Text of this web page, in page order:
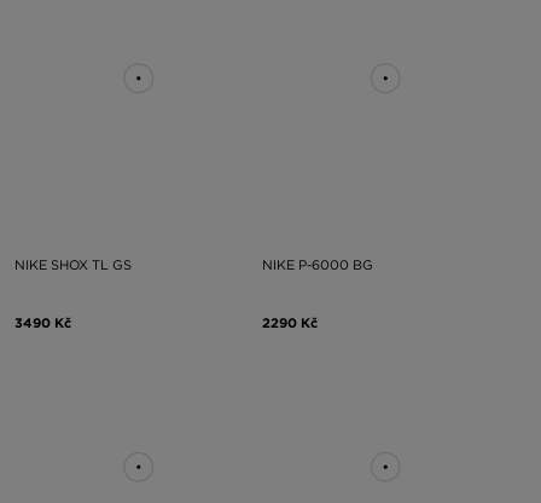
NIKE SHOX TL GS
3490 Kč
NIKE P-6000 BG
2290 Kč